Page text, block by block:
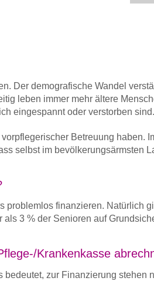
Der demografische Wandel
leben immer mehr ältere
eingespannt oder verstorben sind.
Betreuung haben.
selbst im bevölkerungsärmsten
problemlos finanzieren. Natürlich
3 % der Senioren auf
Krankenkasse
zur Finanzierung stehen